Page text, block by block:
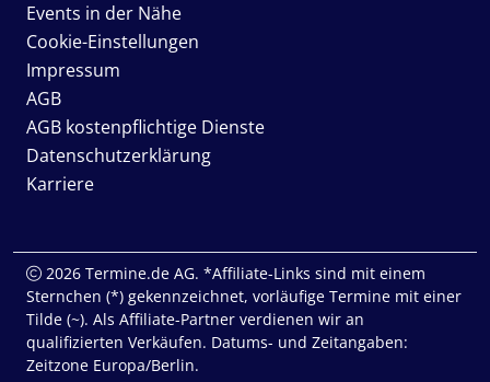
Events in der Nähe
Cookie-Einstellungen
Impressum
AGB
AGB kostenpflichtige Dienste
Datenschutzerklärung
Karriere
2026 Termine.de AG. *Affiliate-Links sind mit einem
Sternchen (*) gekennzeichnet, vorläufige Termine mit einer
Tilde (~). Als Affiliate-Partner verdienen wir an
qualifizierten Verkäufen. Datums- und Zeitangaben:
Zeitzone Europa/Berlin.